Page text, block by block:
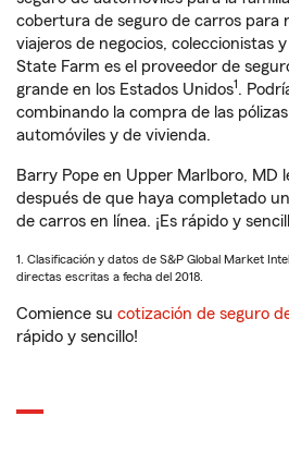
cobertura de seguro de carros para
viajeros de negocios, coleccionistas
State Farm es el proveedor de
grande en los Estados Unidos1 .
combinando la compra de las
automóviles y de vivienda.
Barry Pope en Upper Marlboro, MD
después de que haya completado
de carros en línea. ¡Es rápido y
1. Clasificación y datos de S&P Global Market
directas escritas a fecha del 2018.
Comience su cotización de seguro
rápido y sencillo!